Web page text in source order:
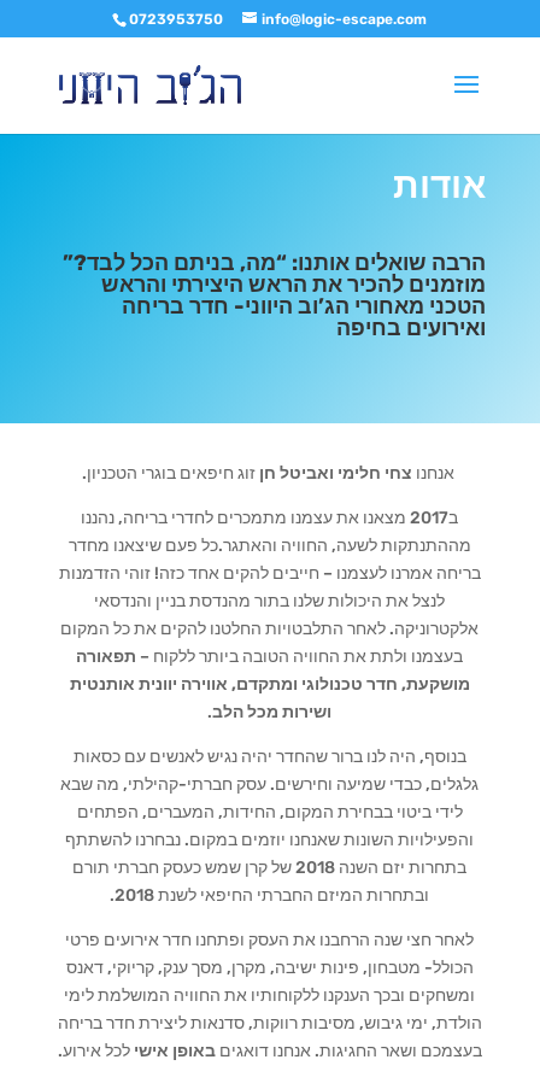
0723953750 info@logic-escape.com
אודות
הרבה שואלים אותנו: “מה, בניתם הכל לבד?”
מוזמנים להכיר את הראש היצירתי והראש
הטכני מאחורי הג’וב היווני- חדר בריחה
ואירועים בחיפה
אנחנו צחי חלימי ואביטל חן זוג חיפאים בוגרי הטכניון.
ב2017 מצאנו את עצמנו מתמכרים לחדרי בריחה, נהננו
מההתנתקות לשעה, החוויה והאתגר.כל פעם שיצאנו מחדר
בריחה אמרנו לעצמנו – חייבים להקים אחד כזה! זוהי הזדמנות
לנצל את היכולות שלנו בתור מהנדסת בניין והנדסאי
אלקטרוניקה. לאחר התלבטויות החלטנו להקים את כל המקום
בעצמנו ולתת את החוויה הטובה ביותר ללקוח – תפאורה
מושקעת, חדר טכנולוגי ומתקדם, אווירה יוונית אותנטית
ושירות מכל הלב.
בנוסף, היה לנו ברור שהחדר יהיה נגיש לאנשים עם כסאות
גלגלים, כבדי שמיעה וחירשים. עסק חברתי-קהילתי, מה שבא
לידי ביטוי בבחירת המקום, החידות, המעברים, הפתחים
והפעילויות השונות שאנחנו יוזמים במקום. נבחרנו להשתתף
בתחרות יזם השנה 2018 של קרן שמש כעסק חברתי תורם
ובתחרות המיזם החברתי החיפאי לשנת 2018.
לאחר חצי שנה הרחבנו את העסק ופתחנו חדר אירועים פרטי
הכולל- מטבחון, פינות ישיבה, מקרן, מסך ענק, קריוקי, דאנס
ומשחקים ובכך הענקנו ללקוחותיו את החוויה המושלמת לימי
הולדת, ימי גיבוש, מסיבות רווקות, סדנאות ליצירת חדר בריחה
בעצמכם ושאר החגיגות. אנחנו דואגיםבאופן אישי לכל אירוע.